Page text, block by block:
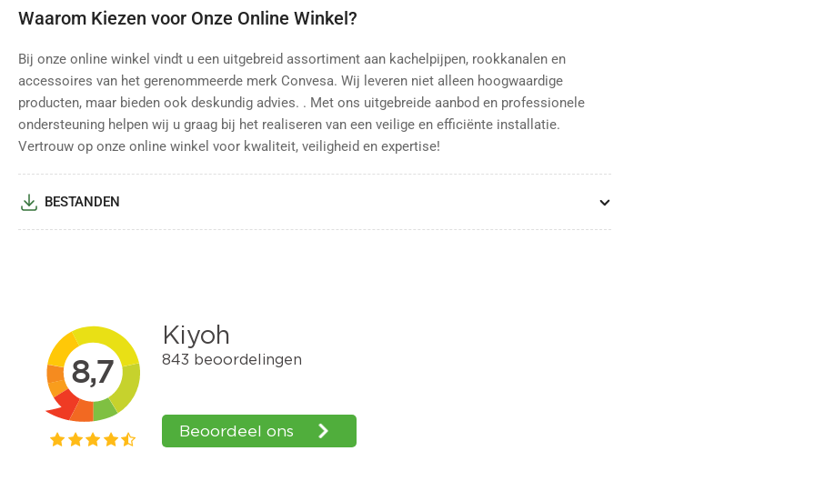
Waarom Kiezen voor Onze Online Winkel?
Bij onze online winkel vindt u een uitgebreid assortiment aan kachelpijpen, rookkanalen en
accessoires van het gerenommeerde merk Convesa. Wij leveren niet alleen hoogwaardige
producten, maar bieden ook deskundig advies. . Met ons uitgebreide aanbod en professionele
ondersteuning helpen wij u graag bij het realiseren van een veilige en efficiënte installatie.
Vertrouw op onze online winkel voor kwaliteit, veiligheid en expertise!
BESTANDEN